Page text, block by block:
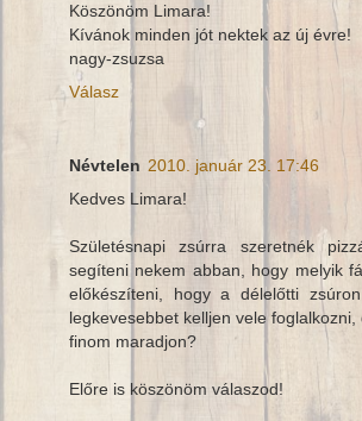
Köszönöm Limara!
Kívánok minden jót nektek az új évre!
nagy-zsuzsa
Válasz
Névtelen 2010. január 23. 17:46
Kedves Limara!
Születésnapi zsúrra szeretnék
segíteni nekem abban, hogy melyik
előkészíteni, hogy a délelőtti
legkevesebbet kelljen vele
finom maradjon?
Előre is köszönöm válaszod!